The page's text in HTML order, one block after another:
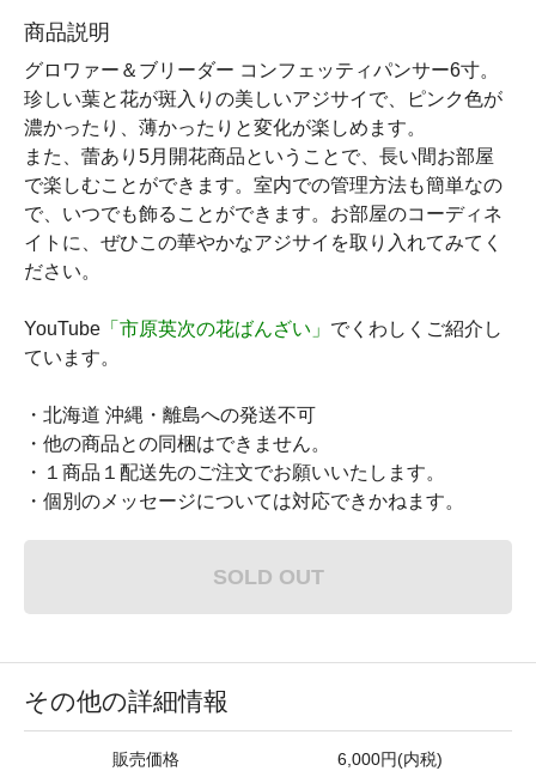
商品説明
グロワァー＆ブリーダー コンフェッティパンサー6寸。
珍しい葉と花が斑入りの美しいアジサイで、ピンク色が
濃かったり、薄かったりと変化が楽しめます。
また、蕾あり5月開花商品ということで、長い間お部屋
で楽しむことができます。室内での管理方法も簡単なの
で、いつでも飾ることができます。お部屋のコーディネ
イトに、ぜひこの華やかなアジサイを取り入れてみてく
ださい。
YouTube 「市原英次の花ばんざい」 でくわしくご紹介し
ています。
・北海道 沖縄・離島への発送不可
・他の商品との同梱はできません。
・１商品１配送先のご注文でお願いいたします。
・個別のメッセージについては対応できかねます。
SOLD OUT
その他の詳細情報
販売価格 6,000円(内税)